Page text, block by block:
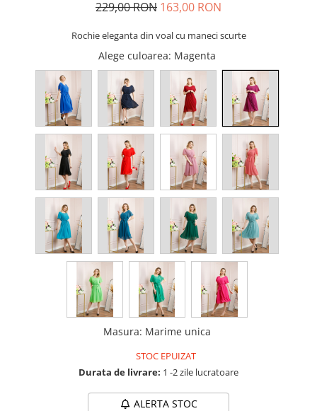
229,00 RON 163,00 RON
Rochie eleganta din voal cu maneci scurte
Alege culoarea: Magenta
Masura: Marime unica
STOC EPUIZAT
Durata de livrare: 1 -2 zile lucratoare
ALERTA STOC